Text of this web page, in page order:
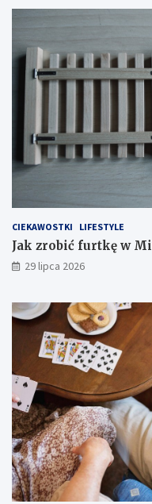
CIEKAWOSTKI LIFESTYLE
Jak zrobić furtkę w
29 lipca 2026